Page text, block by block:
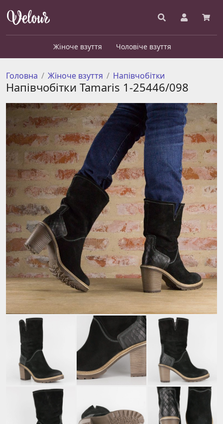
Жіноче взуття Чоловіче взуття
Головна Жіноче взуття Напівчобітки
Напівчобітки Tamaris 1-25446/098